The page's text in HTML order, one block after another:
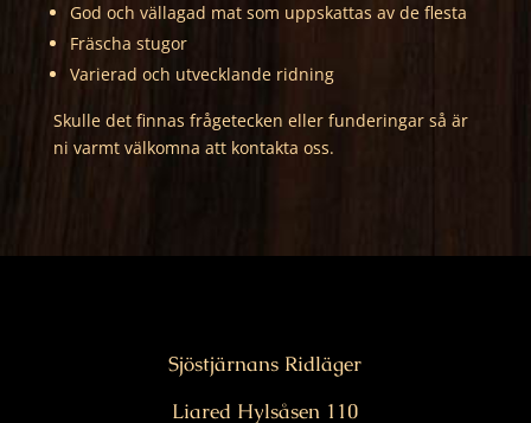
God och vällagad mat som uppskattas av de flesta
Fräscha stugor
Varierad och utvecklande ridning
Skulle det finnas frågetecken eller funderingar så är
ni varmt välkomna att kontakta oss.
Sjöstjärnans Ridläger
Liared Hylsåsen 110